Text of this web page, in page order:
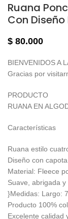
Ruana
Con Diseño
$ 80.000
BIENVENIDOS A
Gracias por
PRODUCTO
RUANA EN
Características
Ruana estilo
Diseño con
Material: Fleece
Suave, abrigada y
}Medidas: Largo:
Producto 100%
Excelente calidad